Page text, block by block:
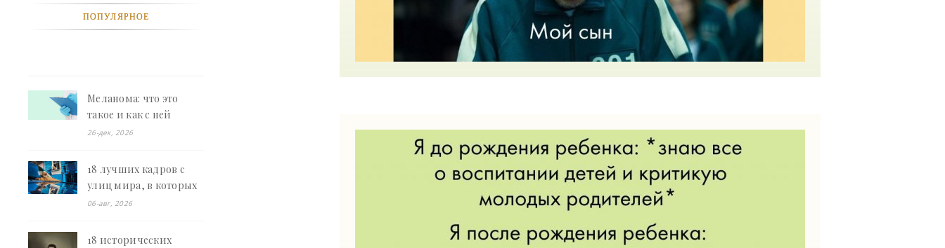
ПОПУЛЯРНОЕ
Меланома: что это
такое и как с ней
борются - «Смешное»
26-дек, 2026
18 лучших кадров с
улиц мира, в которых
всё совпало в
«Смешное»
06-авг, 2026
18 исторических